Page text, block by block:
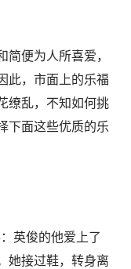
便为人所喜爱，
此，市面上的乐福
缭乱，不知如何挑
下面这些优质的乐
英俊的他爱上了
她接过鞋，转身离